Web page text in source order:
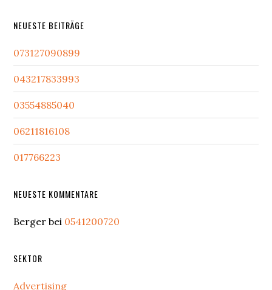
NEUESTE BEITRÄGE
073127090899
043217833993
03554885040
06211816108
017766223
NEUESTE KOMMENTARE
Berger bei 0541200720
SEKTOR
Advertising